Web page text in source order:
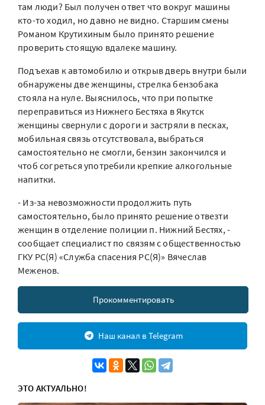
там люди? Был получен ответ что вокруг машины
кто-то ходил, но давно не видно. Старшим смены
Романом Крутихиным было принято решение
проверить стоящую вдалеке машину.
Подъехав к автомобилю и открыв дверь внутри были
обнаружены две женщины, стрелка бензобака
стояла на нуле. Выяснилось, что при попытке
переправиться из Нижнего Бестяха в Якутск
женщины свернули с дороги и застряли в песках,
мобильная связь отсутствовала, выбраться
самостоятельно не смогли, бензин закончился и
чтоб согреться употребили крепкие алкогольные
напитки.
- Из-за невозможности продолжить путь
самостоятельно, было принято решение отвезти
женщин в отделение полиции п. Нижний Бестях, -
сообщает специалист по связям с общественностью
ГКУ РС(Я) «Служба спасения РС(Я)» Вячеслав
Меженов.
Прокомментировать
Наш канал в Telegram
ЭТО АКТУАЛЬНО!